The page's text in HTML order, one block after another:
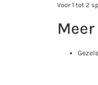
Voor 1 tot 2